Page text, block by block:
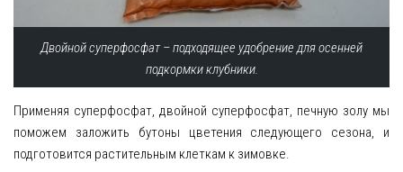
Двойной суперфосфат – подходящее удобрение для осенней
подкормки клубники.
Применяя суперфосфат, двойной суперфосфат, печную золу мы
поможем заложить бутоны цветения следующего сезона, и
подготовится растительным клеткам к зимовке.